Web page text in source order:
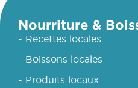
Nourriture &
- Recettes locales
- Boissons locales
- Produits locaux